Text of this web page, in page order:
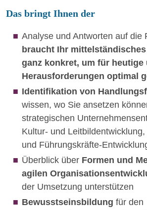
Das bringt Ihnen der
Analyse und Antworten auf die
braucht Ihr
ganz konkret, um für
Herausforderungen optimal
Identifikation von
wissen, wo Sie ansetzen
strategischen
Kultur- und
und Führungskräfte-
Überblick über Formen und
agilen
der Umsetzung unterstützen
Bewusstseinsbildung für den